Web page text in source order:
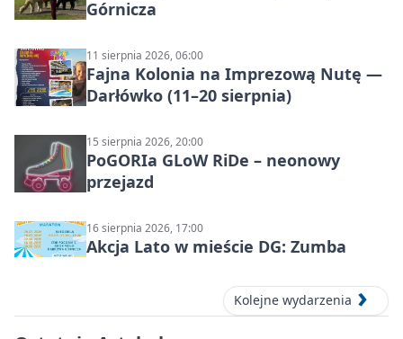
Górnicza
11 sierpnia 2026, 06:00
Fajna Kolonia na Imprezową Nutę —
Darłówko (11–20 sierpnia)
15 sierpnia 2026, 20:00
PoGORIa GLoW RiDe – neonowy
przejazd
16 sierpnia 2026, 17:00
Akcja Lato w mieście DG: Zumba
Kolejne wydarzenia